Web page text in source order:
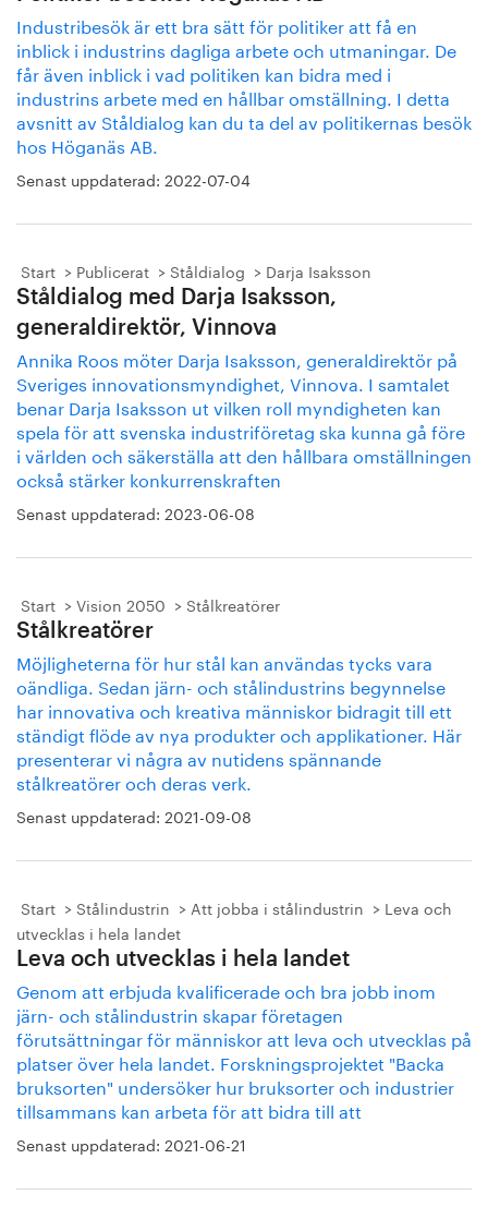
Industribesök är ett bra sätt för politiker att få en
inblick i industrins dagliga arbete och utmaningar. De
får även inblick i vad politiken kan bidra med i
industrins arbete med en hållbar omställning. I detta
avsnitt av Ståldialog kan du ta del av politikernas besök
hos Höganäs AB.
Senast uppdaterad: 2022-07-04
Start Publicerat Ståldialog Darja Isaksson
Ståldialog med Darja Isaksson,
generaldirektör, Vinnova
Annika Roos möter Darja Isaksson, generaldirektör på
Sveriges innovationsmyndighet, Vinnova. I samtalet
benar Darja Isaksson ut vilken roll myndigheten kan
spela för att svenska industriföretag ska kunna gå före
i världen och säkerställa att den hållbara omställningen
också stärker konkurrenskraften
Senast uppdaterad: 2023-06-08
Start Vision 2050 Stålkreatörer
Stålkreatörer
Möjligheterna för hur stål kan användas tycks vara
oändliga. Sedan järn- och stålindustrins begynnelse
har innovativa och kreativa människor bidragit till ett
ständigt flöde av nya produkter och applikationer. Här
presenterar vi några av nutidens spännande
stålkreatörer och deras verk.
Senast uppdaterad: 2021-09-08
Start Stålindustrin Att jobba i stålindustrin
Leva och
utvecklas i hela landet
Leva och utvecklas i hela landet
Genom att erbjuda kvalificerade och bra jobb inom
järn- och stålindustrin skapar företagen
förutsättningar för människor att leva och utvecklas på
platser över hela landet. Forskningsprojektet "Backa
bruksorten" undersöker hur bruks­orter och industrier
tillsammans kan arbeta för att bidra till att
Senast uppdaterad: 2021-06-21